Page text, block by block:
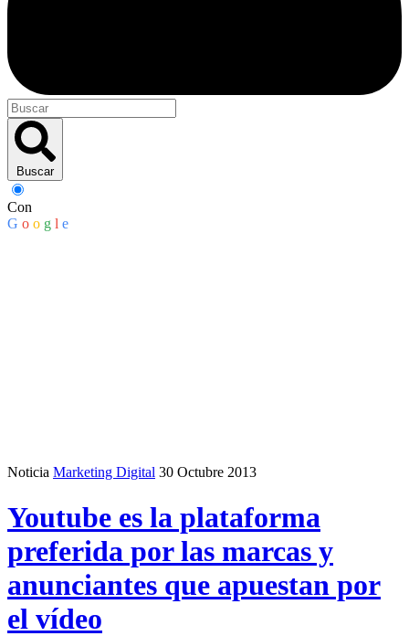
Buscar
Con
G o o g l e
Noticia Marketing Digital 30 Octubre 2013
Youtube es la plataforma
preferida por las marcas y
anunciantes que apuestan por
el vídeo